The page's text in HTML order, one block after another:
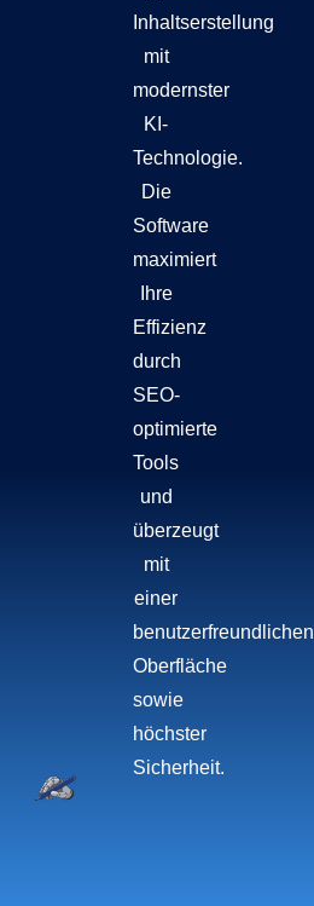
Inhaltserstellung
mit
modernster
KI-
Technologie.
Die
Software
maximiert
Ihre
Effizienz
durch
SEO-
optimierte
Tools
und
überzeugt
mit
einer
benutzerfreundlichen
Oberfläche
sowie
höchster
Sicherheit.